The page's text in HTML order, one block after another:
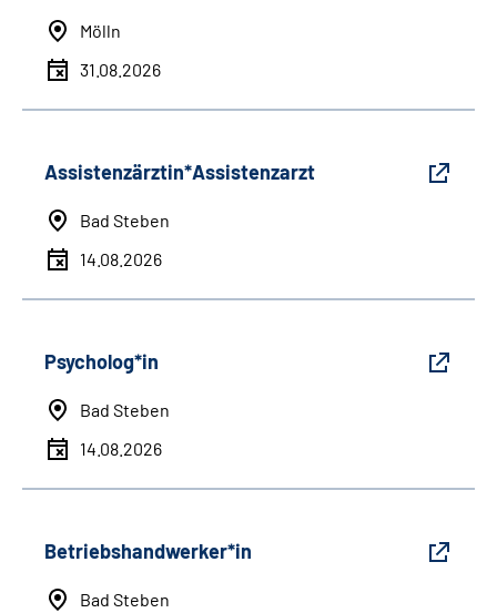
Mölln
31.08.2026
Assistenzärztin*Assistenzarzt
Bad Steben
14.08.2026
Psycholog*in
Bad Steben
14.08.2026
Betriebshandwerker*in
Bad Steben